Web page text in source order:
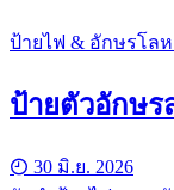
ป้ายไฟ & อักษรโลห
ป้ายตัวอักษร
30 มิ.ย. 2026